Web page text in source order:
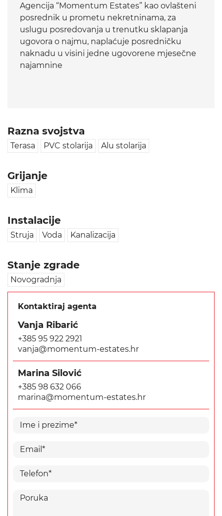
Agencija “Momentum Estates” kao ovlašteni
posrednik u prometu nekretninama, za
uslugu posredovanja u trenutku sklapanja
ugovora o najmu, naplaćuje posredničku
naknadu u visini jedne ugovorene mjesečne
najamnine
Razna svojstva
Terasa PVC stolarija Alu stolarija
Grijanje
Klima
Instalacije
Struja Voda Kanalizacija
Stanje zgrade
Novogradnja
Kontaktiraj agenta
Vanja Ribarić
+385 95 922 2921
vanja@momentum-estates.hr
Marina Silović
+385 98 632 066
marina@momentum-estates.hr